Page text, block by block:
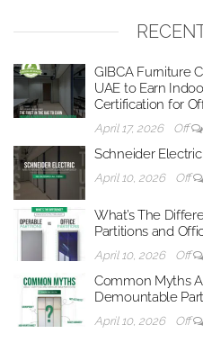
GIBCA Furniture
UAE to Earn
Certification for
April 17, 2026 Off
Schneider
April 10, 2026 Off
What’s The
Partitions and
April 10, 2026 Off
Common Myths
Demountable
April 10, 2026 Off